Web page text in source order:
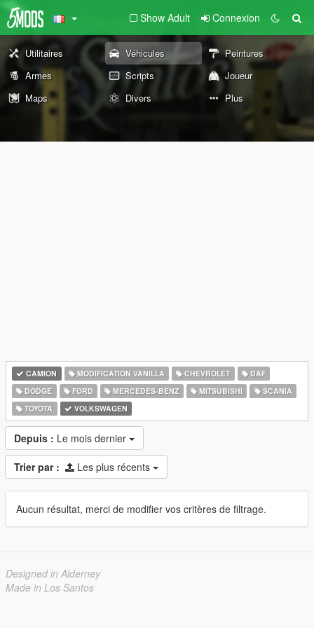
Show Adult Connexion
Utilitaires Véhicules
Peintures
Armes
Scripts
Joueur
Maps
Divers Plus
CAMION MODIFICATION VANILLA CHEVROLET
DAF
DODGE
FORD MERCEDES-BENZ MITSUBISHI
SCANIA
TOYOTA
VOLKSWAGEN
Depuis : Le mois dernier
Trier par : Les plus récents
Aucun résultat, merci de modifier vos critères de filtrage.
Designed in Alderney
Made in Los Santos